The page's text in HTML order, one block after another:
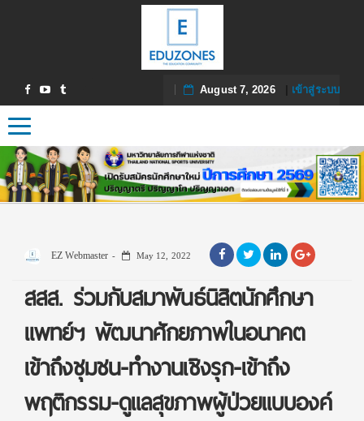
August 7, 2026| เข้าสู่ระบบ
Toggle navigation
EZ Webmaster May 12, 2022
สสส. ร่วมกับสมาพันธ์นิสิตนักศึกษา
แพทย์ฯ พัฒนาศักยภาพในอนาคต
เข้าถึงชุมชน-ทำงานเชิงรุก-เข้าถึง
พฤติกรรม-ดูแลสุขภาพผู้ป่วยแบบองค์